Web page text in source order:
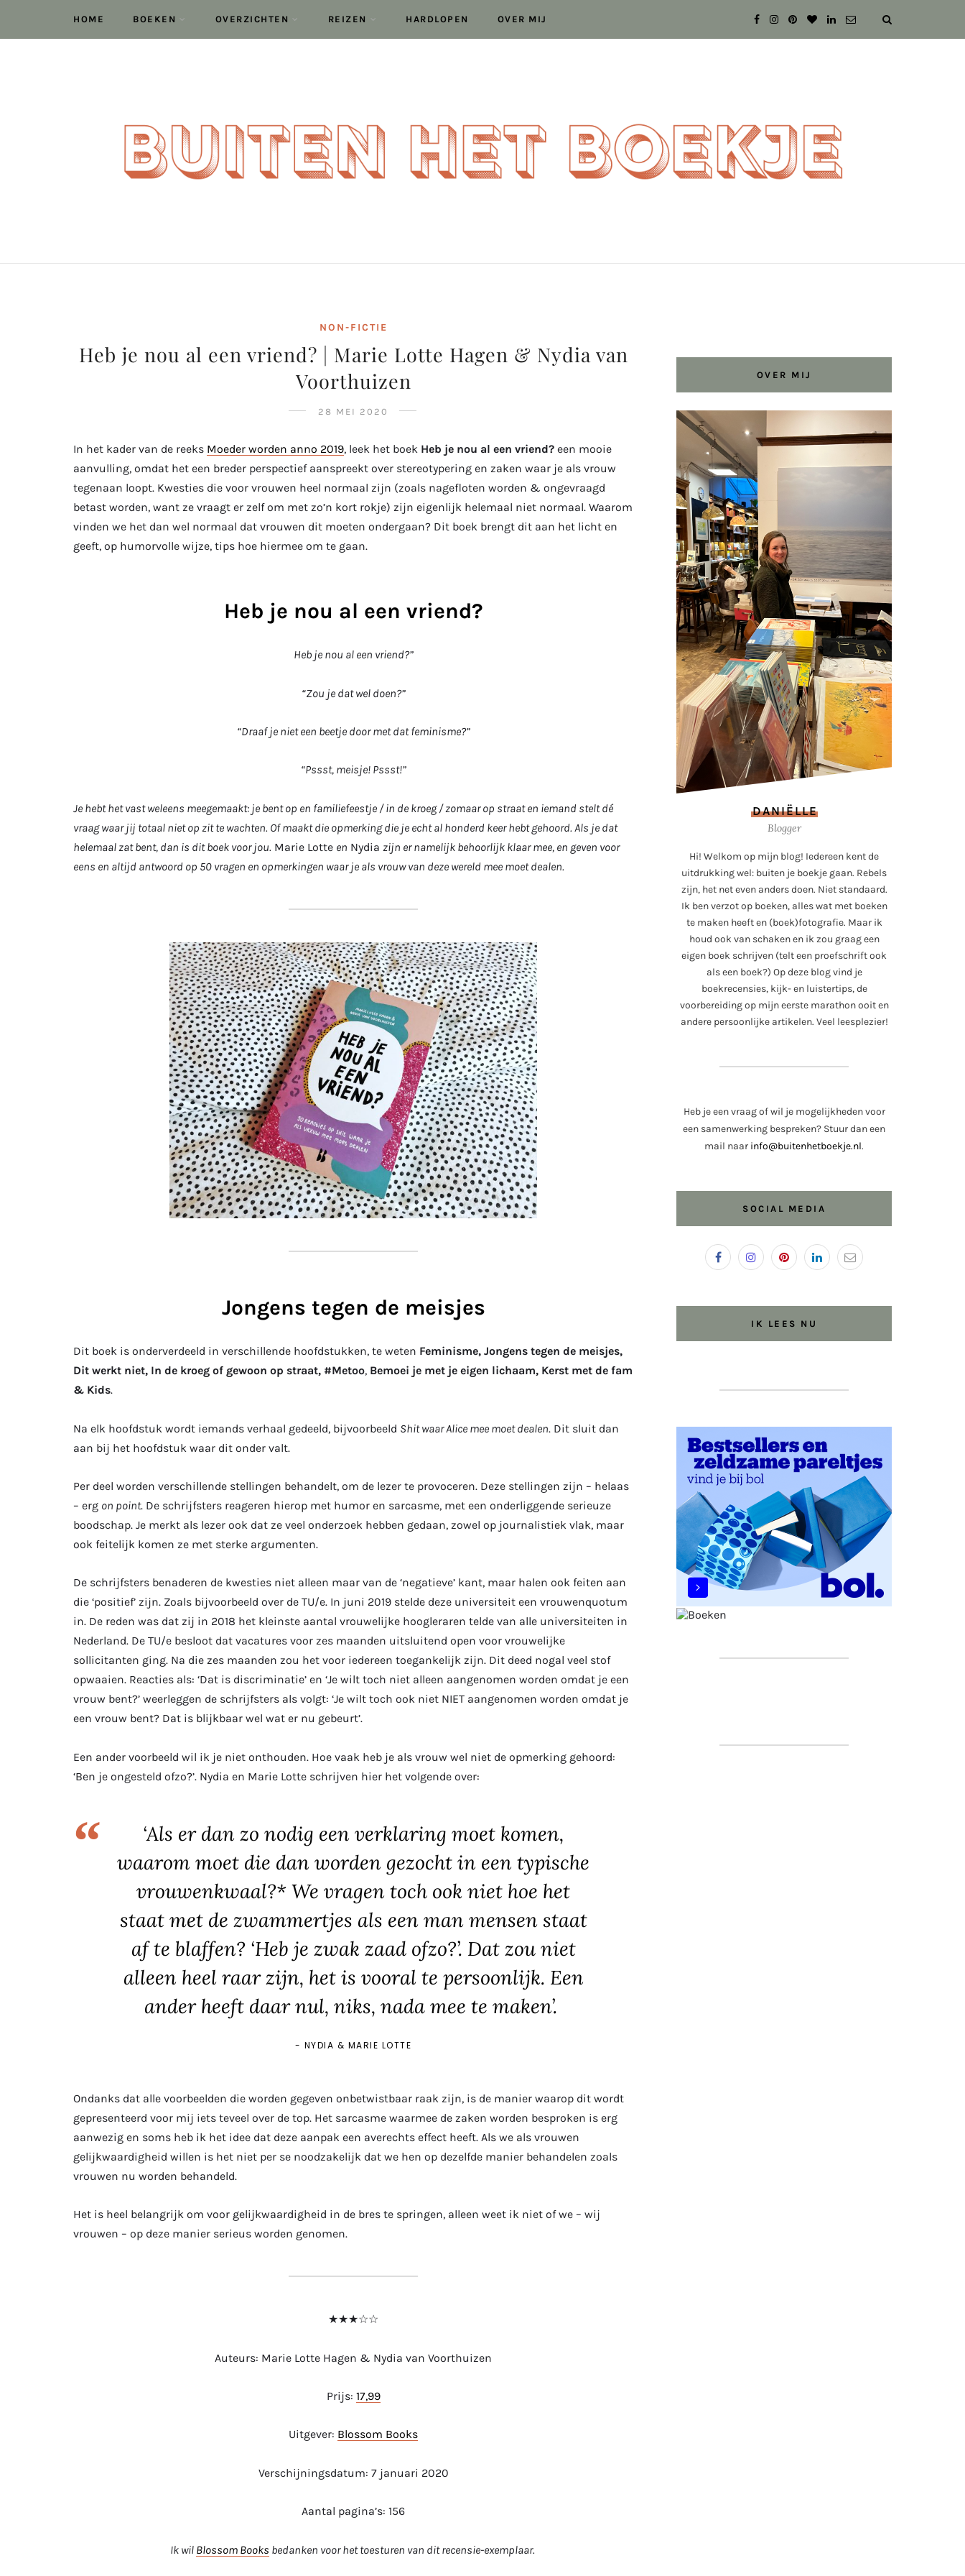
HOME BOEKEN OVERZICHTEN REIZEN HARDLOPEN OVER MIJ
NON-FICTIE
Heb je nou al een vriend? | Marie Lotte Hagen & Nydia van
Voorthuizen
28 MEI 2020
In het kader van de reeks Moeder worden anno 2019, leek het boek Heb je nou al een vriend? een mooie
aanvulling, omdat het een breder perspectief aanspreekt over stereotypering en zaken waar je als vrouw
tegenaan loopt. Kwesties die voor vrouwen heel normaal zijn (zoals nagefloten worden & ongevraagd
betast worden, want ze vraagt er zelf om met zo’n kort rokje) zijn eigenlijk helemaal niet normaal. Waarom
vinden we het dan wel normaal dat vrouwen dit moeten ondergaan? Dit boek brengt dit aan het licht en
geeft, op humorvolle wijze, tips hoe hiermee om te gaan.
Heb je nou al een vriend?
Heb je nou al een vriend?”
“Zou je dat wel doen?”
“Draaf je niet een beetje door met dat feminisme?”
“Pssst, meisje! Pssst!”
Je hebt het vast weleens meegemaakt: je bent op en familiefeestje / in de kroeg / zomaar op straat en iemand stelt dé
vraag waar jij totaal niet op zit te wachten. Of maakt die opmerking die je echt al honderd keer hebt gehoord. Als je dat
helemaal zat bent, dan is dit boek voor jou. Marie Lotte en Nydia zijn er namelijk behoorlijk klaar mee, en geven voor
eens en altijd antwoord op 50 vragen en opmerkingen waar je als vrouw van deze wereld mee moet dealen.
Jongens tegen de meisjes
Dit boek is onderverdeeld in verschillende hoofdstukken, te weten Feminisme, Jongens tegen de meisjes,
Dit werkt niet, In de kroeg of gewoon op straat, #Metoo, Bemoei je met je eigen lichaam, Kerst met de fam
& Kids.
Na elk hoofdstuk wordt iemands verhaal gedeeld, bijvoorbeeld Shit waar Alice mee moet dealen. Dit sluit dan
aan bij het hoofdstuk waar dit onder valt.
Per deel worden verschillende stellingen behandelt, om de lezer te provoceren. Deze stellingen zijn – helaas
– erg on point. De schrijfsters reageren hierop met humor en sarcasme, met een onderliggende serieuze
boodschap. Je merkt als lezer ook dat ze veel onderzoek hebben gedaan, zowel op journalistiek vlak, maar
ook feitelijk komen ze met sterke argumenten.
De schrijfsters benaderen de kwesties niet alleen maar van de ‘negatieve’ kant, maar halen ook feiten aan
die ‘positief’ zijn. Zoals bijvoorbeeld over de TU/e. In juni 2019 stelde deze universiteit een vrouwenquotum
in. De reden was dat zij in 2018 het kleinste aantal vrouwelijke hoogleraren telde van alle universiteiten in
Nederland. De TU/e besloot dat vacatures voor zes maanden uitsluitend open voor vrouwelijke
sollicitanten ging. Na die zes maanden zou het voor iedereen toegankelijk zijn. Dit deed nogal veel stof
opwaaien. Reacties als: ‘Dat is discriminatie’ en ‘Je wilt toch niet alleen aangenomen worden omdat je een
vrouw bent?’ weerleggen de schrijfsters als volgt: ‘Je wilt toch ook niet NIET aangenomen worden omdat je
een vrouw bent? Dat is blijkbaar wel wat er nu gebeurt’.
Een ander voorbeeld wil ik je niet onthouden. Hoe vaak heb je als vrouw wel niet de opmerking gehoord:
‘Ben je ongesteld ofzo?’. Nydia en Marie Lotte schrijven hier het volgende over:
‘Als er dan zo nodig een verklaring moet komen,
waarom moet die dan worden gezocht in een typische
vrouwenkwaal?* We vragen toch ook niet hoe het
staat met de zwammertjes als een man mensen staat
af te blaffen? ‘Heb je zwak zaad ofzo?’. Dat zou niet
alleen heel raar zijn, het is vooral te persoonlijk. Een
ander heeft daar nul, niks, nada mee te maken’.
NYDIA & MARIE LOTTE
Ondanks dat alle voorbeelden die worden gegeven onbetwistbaar raak zijn, is de manier waarop dit wordt
gepresenteerd voor mij iets teveel over de top. Het sarcasme waarmee de zaken worden besproken is erg
aanwezig en soms heb ik het idee dat deze aanpak een averechts effect heeft. Als we als vrouwen
gelijkwaardigheid willen is het niet per se noodzakelijk dat we hen op dezelfde manier behandelen zoals
vrouwen nu worden behandeld.
Het is heel belangrijk om voor gelijkwaardigheid in de bres te springen, alleen weet ik niet of we – wij
vrouwen – op deze manier serieus worden genomen.
★★★☆☆
Auteurs: Marie Lotte Hagen & Nydia van Voorthuizen
Prijs: 17,99
Uitgever: Blossom Books
Verschijningsdatum: 7 januari 2020
Aantal pagina’s: 156
Ik wil Blossom Books bedanken voor het toesturen van dit recensie-exemplaar.
OVER MIJ
DANIËLLE
Blogger
Hi! Welkom op mijn blog! Iedereen kent de
uitdrukking wel: buiten je boekje gaan. Rebels
zijn, het net even anders doen. Niet standaard.
Ik ben verzot op boeken, alles wat met boeken
te maken heeft en (boek)fotografie. Maar ik
houd ook van schaken en ik zou graag een
eigen boek schrijven (telt een proefschrift ook
als een boek?) Op deze blog vind je
boekrecensies, kijk- en luistertips, de
voorbereiding op mijn eerste marathon ooit en
andere persoonlijke artikelen. Veel leesplezier!
Heb je een vraag of wil je mogelijkheden voor
een samenwerking bespreken? Stuur dan een
mail naar info@buitenhetboekje.nl.
SOCIAL MEDIA
IK LEES NU